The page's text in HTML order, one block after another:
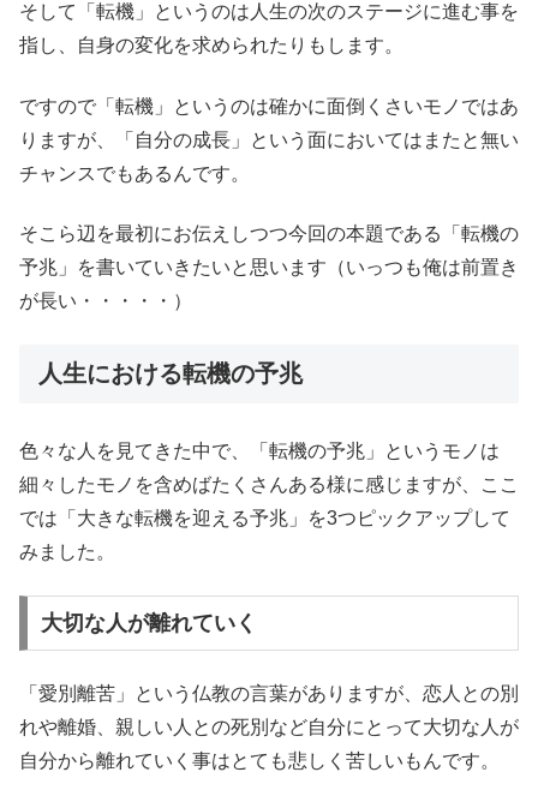
そして「転機」というのは人生の次のステージに進む事を
指し、自身の変化を求められたりもします。
ですので「転機」というのは確かに面倒くさいモノではあ
りますが、「自分の成長」という面においてはまたと無い
チャンスでもあるんです。
そこら辺を最初にお伝えしつつ今回の本題である「転機の
予兆」を書いていきたいと思います（いっつも俺は前置き
が長い・・・・・）
人生における転機の予兆
色々な人を見てきた中で、「転機の予兆」というモノは
細々したモノを含めばたくさんある様に感じますが、ここ
では「大きな転機を迎える予兆」を3つピックアップして
みました。
大切な人が離れていく
「愛別離苦」という仏教の言葉がありますが、恋人との別
れや離婚、親しい人との死別など自分にとって大切な人が
自分から離れていく事はとても悲しく苦しいもんです。